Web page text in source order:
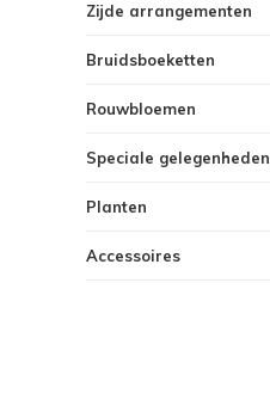
Zijde arrangementen
Bruidsboeketten
Rouwbloemen
Speciale gelegenheden
Planten
Accessoires